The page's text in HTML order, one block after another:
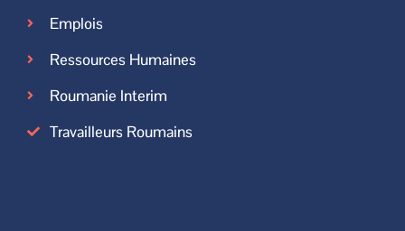
Emplois
Ressources Humaines
Roumanie Interim
Travailleurs Roumains